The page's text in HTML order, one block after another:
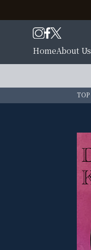
HomeAbout Us
TOP